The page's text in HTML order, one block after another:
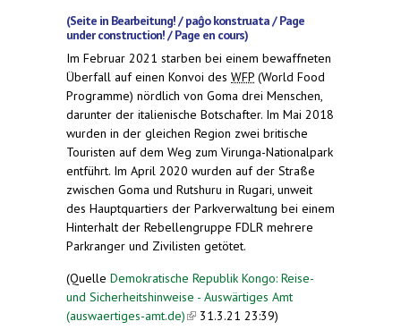
(Seite in Bearbeitung! / paĝo konstruata / Page
under construction! / Page en cours)
Im Februar 2021 starben bei einem bewaffneten
Überfall auf einen Konvoi des WFP (World Food
Programme) nördlich von Goma drei Menschen,
darunter der italienische Botschafter. Im Mai 2018
wurden in der gleichen Region zwei britische
Touristen auf dem Weg zum Virunga-Nationalpark
entführt. Im April 2020 wurden auf der Straße
zwischen Goma und Rutshuru in Rugari, unweit
des Hauptquartiers der Parkverwaltung bei einem
Hinterhalt der Rebellengruppe FDLR mehrere
Parkranger und Zivilisten getötet.
(Quelle Demokratische Republik Kongo: Reise-
und Sicherheitshinweise - Auswärtiges Amt
(auswaertiges-amt.de)(link is external)
31.3.21 23:39)